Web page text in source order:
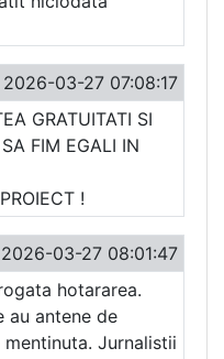
2026-03-27 07:08:17
GRATUITATI SI
FIM EGALI IN
!
2026-03-27 08:01:47
hotararea.
au antene de
Jurnalistii